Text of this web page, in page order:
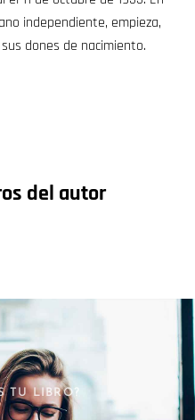
independiente, empieza,
dones de nacimiento.
del autor
TU LIBRO?